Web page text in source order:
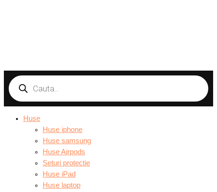
search
Huse
Huse iphone
Huse samsung
Huse Airpods
Seturi protectie
Huse iPad
Huse laptop